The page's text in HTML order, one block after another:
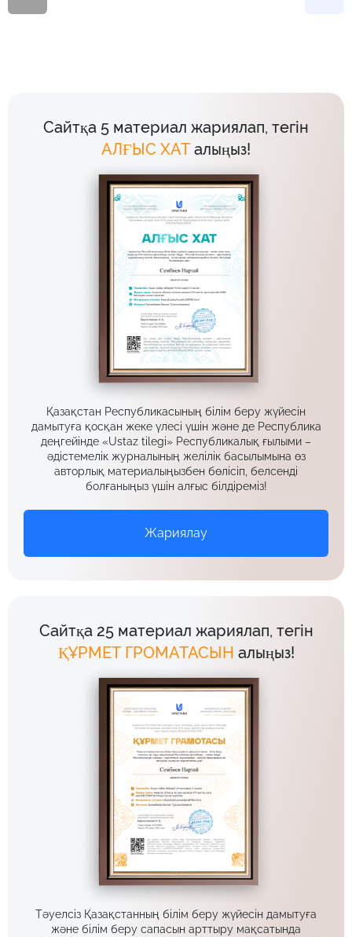
Сайтқа 5 материал жариялап, тегін
АЛҒЫС ХАТ алыңыз!
Қазақстан Республикасының білім беру жүйесін
дамытуға қосқан жеке үлесі үшін және де Республика
деңгейінде «Ustaz tilegi» Республикалық ғылыми –
әдістемелік журналының желілік басылымына өз
авторлық материалыңызбен бөлісіп, белсенді
болғаныңыз үшін алғыс білдіреміз!
Жариялау
Сайтқа 25 материал жариялап, тегін
ҚҰРМЕТ ГРОМАТАСЫН алыңыз!
Тәуелсіз Қазақстанның білім беру жүйесін дамытуға
және білім беру сапасын арттыру мақсатында